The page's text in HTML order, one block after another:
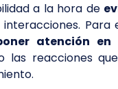
a la hora de
atención
las reacciones